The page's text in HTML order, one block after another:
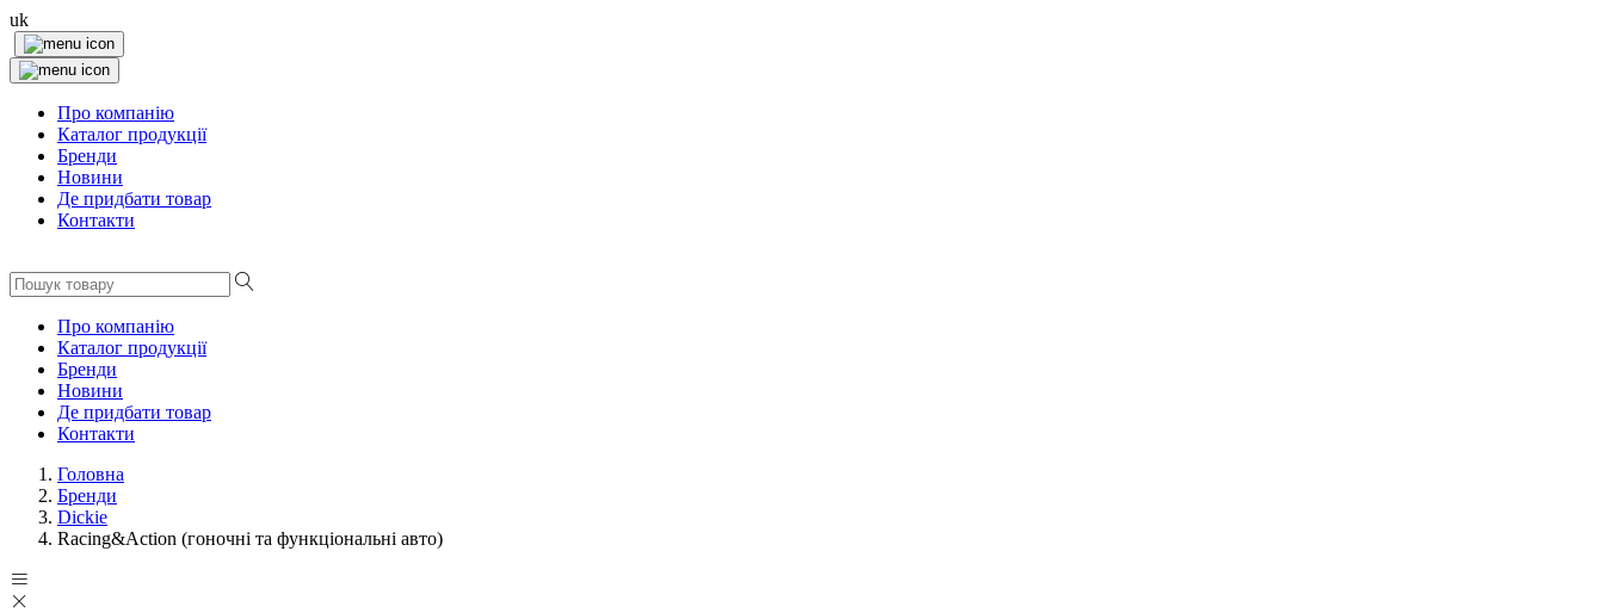
uk
Про компанію
Каталог продукції
Бренди
Новини
Де придбати товар
Контакти
Про компанію
Каталог продукції
Бренди
Новини
Де придбати товар
Контакти
Головна
Бренди
Dickie
Racing&Action (гоночні та функціональні авто)